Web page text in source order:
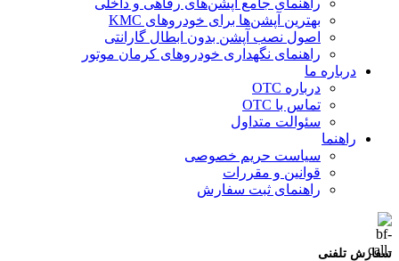
راهنمای جامع آپشن‌های رفاهی و داخلی
بهترین آپشن‌ها برای خودروهای KMC
اصول نصب آپشن بدون ابطال گارانتی
راهنمای نگهداری خودروهای کرمان موتور
درباره ما
درباره OTC
تماس با OTC
سئوالت متداول
راهنما
سیاست حریم خصوصی
قوانین و مقررات
راهنمای ثبت سفارش
سفارش تلفنی